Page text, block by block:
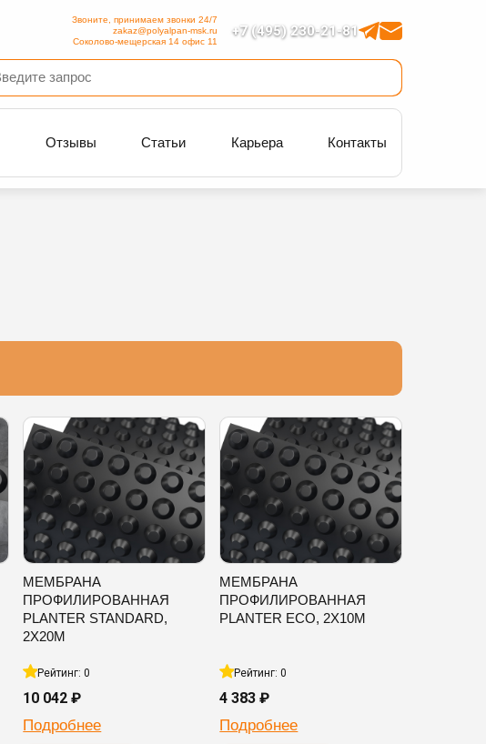
+7 (495) 230-21-81
Звоните, принимаем звонки 24/7
zakaz@polyalpan-msk.ru
Соколово-мещерская 14 офис 11
Отзывы Статьи Карьера Контакты
МЕМБРАНА
ПРОФИЛИРОВАННАЯ
PLANTER STANDARD,
2Х20М
Рейтинг: 0
10 042 ₽
Подробнее
МЕМБРАНА
ПРОФИЛИРОВАННАЯ
PLANTER ECO, 2Х10М
Рейтинг: 0
4 383 ₽
Подробнее